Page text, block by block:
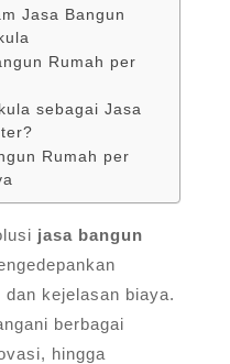
Jasa Bangun
Rumah per
sebagai Jasa
Rumah per
jasa bangun
kejelasan biaya.
berbagai
hingga